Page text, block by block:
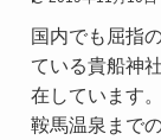
国内でも屈指
ている貴船神
在しています
鞍馬温泉まで